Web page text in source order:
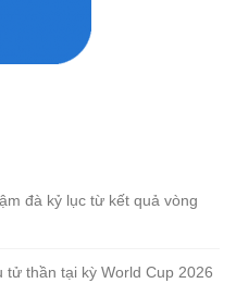
đà kỷ lục từ kết quả vòng
tử thần tại kỳ World Cup 2026